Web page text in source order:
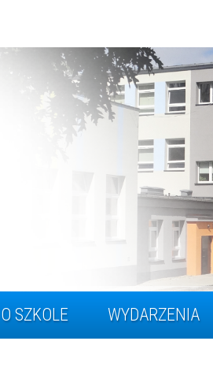
O SZKOLE WYDARZENIA